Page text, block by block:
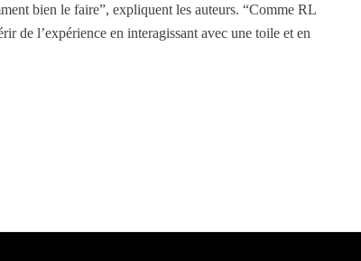
bien le faire”, expliquent les auteurs. “Comme RL
de l’expérience en interagissant avec une toile et en